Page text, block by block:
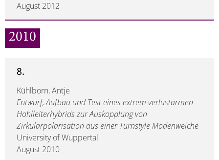
August 2012
2010
8.
Kühlborn, Antje
Entwurf, Aufbau und Test eines extrem verlustarmen
Hohlleiterhybrids zur Auskopplung von
Zirkularpolarisation aus einer Turnstyle Modenweiche
University of Wuppertal
August 2010